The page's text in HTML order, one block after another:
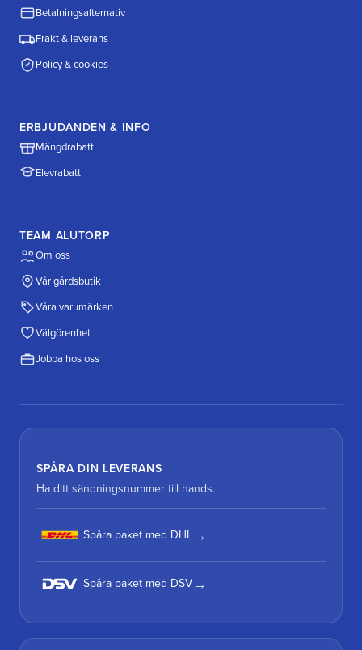
Betalningsalternativ
Frakt & leverans
Policy & cookies
ERBJUDANDEN & INFO
Mängdrabatt
Elevrabatt
TEAM ALUTORP
Om oss
Vår gårdsbutik
Våra varumärken
Välgörenhet
Jobba hos oss
SPÅRA DIN LEVERANS
Ha ditt sändningsnummer till hands.
Spåra paket med DHL
Spåra paket med DSV